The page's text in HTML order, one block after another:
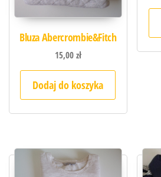
Bluza Abercrombie&Fitch
15,00zł
Dodaj do koszyka